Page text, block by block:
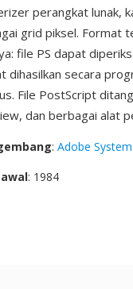
perangkat lunak,
grid piksel. Format
file PS dapat
dihasilkan secara
File PostScript
dan berbagai alat
: Adobe
: 1984